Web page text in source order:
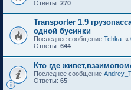
Ответы: 270
Transporter 1.9
одной бусинки
Последнее сообщение Tchka. «
Ответы: 644
Кто где
Последнее сообщение
Ответы: 65